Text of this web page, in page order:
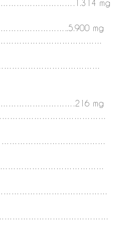
mg
mg
……………………………………
mg
…………………………………
……………………………………